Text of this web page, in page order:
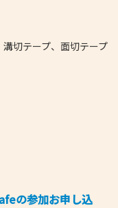
切テープ、面切テープ
の参加お申し込